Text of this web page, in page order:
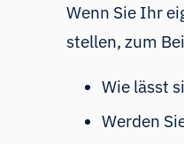
Wenn Sie Ihr
stellen, zum
Wie lässt
Werden